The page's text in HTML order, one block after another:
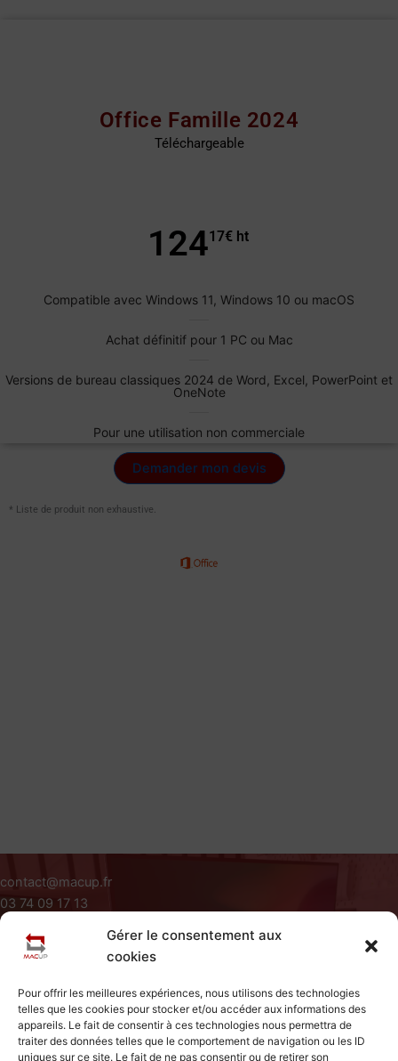
Gérer le consentement aux
cookies
Pour offrir les meilleures expériences, nous utilisons des technologies
telles que les cookies pour stocker et/ou accéder aux informations des
appareils. Le fait de consentir à ces technologies nous permettra de
traiter des données telles que le comportement de navigation ou les ID
uniques sur ce site. Le fait de ne pas consentir ou de retirer son
Office Famille 2024
Téléchargeable
12417€ ht
Compatible avec Windows 11, Windows 10 ou macOS
Achat définitif pour 1 PC ou Mac
Versions de bureau classiques 2024 de Word, Excel, PowerPoint et
OneNote
Pour une utilisation non commerciale
Demander mon devis
* Liste de produit non exhaustive.
contact@macup.fr
03 74 09 17 13
Du Lundi au Vendredi de 09H à 18H
Siège Social : 411 rue Jacques Varlet 59310 Beuvry La Foret
Conditions Générales d'utilisation
Mentions Légales
Politique de Cookies